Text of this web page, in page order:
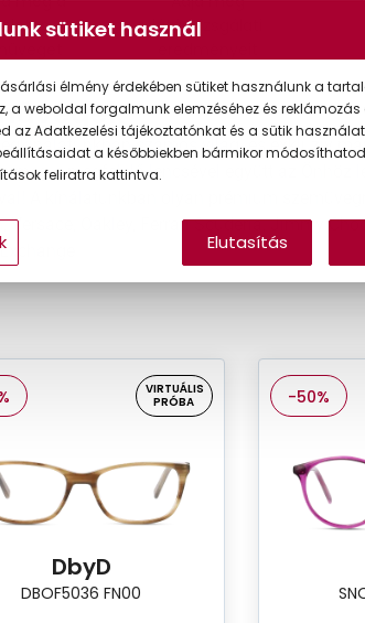
látásvizsgálati
számos világ- és exkluzív
meg a megfelelő lencsével együtt az Önhöz
A kínálatunkban olyan prémium
Versace, Oakley, Ferrari Scuderia, Jimmy
VIRTUÁLIS
PRÓBA
DbyD
DBOF5036 FN00
-50%
sütiket használ
élmény érdekében sütiket használunk a
a weboldal forgalmunk elemzéséhez és
az Adatkezelési tájékoztatónkat és a sütik
a későbbiekben bármikor
feliratra kattintva.
Elutasítás